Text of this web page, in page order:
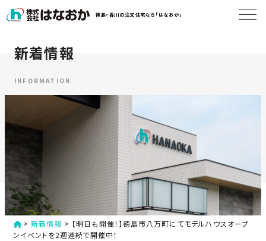
ン
る
徳島・香川の注文住宅なら「はなおか」
は
お
か
つ
て
初
め
は
な
お
新着情報
INFORMATION
>新着情報 > 【明日も開催！】徳島市八万町にてモデルハウスオープ
ンイベントを2週連続で開催中！